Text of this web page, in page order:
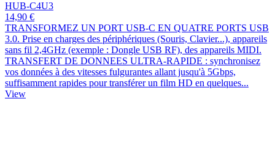
HUB-C4U3
14,90 €
TRANSFORMEZ UN PORT USB-C EN QUATRE PORTS USB
3.0. Prise en charges des périphériques (Souris, Clavier...), appareils
sans fil 2,4GHz (exemple : Dongle USB RF), des appareils MIDI.
TRANSFERT DE DONNEES ULTRA-RAPIDE : synchronisez
vos données à des vitesses fulgurantes allant jusqu'à 5Gbps,
suffisamment rapides pour transférer un film HD en quelques...
View